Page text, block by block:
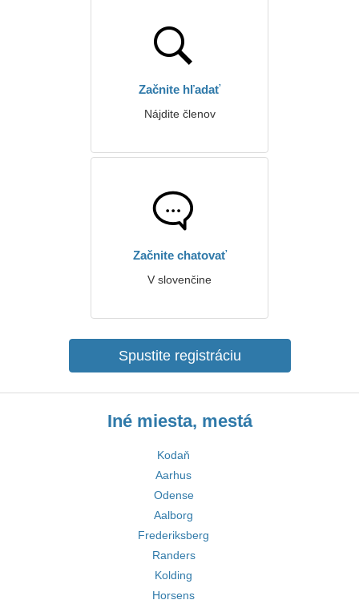
Začnite hľadať
Nájdite členov
Začnite chatovať
V slovenčine
Spustite registráciu
Iné miesta, mestá
Kodaň
Aarhus
Odense
Aalborg
Frederiksberg
Randers
Kolding
Horsens